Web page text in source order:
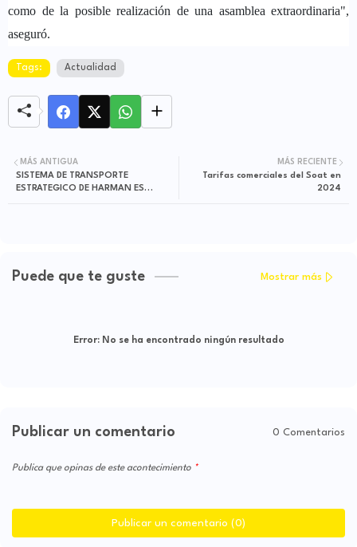
como de la posible realización de una asamblea extraordinaria",
aseguró.
Tags: Actualidad
MÁS RECIENTE
Tarifas comerciales del Soat en
2024
MÁS ANTIGUA
SISTEMA DE TRANSPORTE
ESTRATEGICO DE HARMAN ES
Puede que te guste Mostrar más
Error:No se ha encontrado ningún resultado
Publicar un comentario 0 Comentarios
Publica que opinas de este acontecimiento
Publicar un comentario (0)